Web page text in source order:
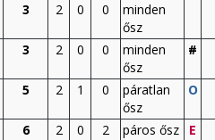
3 2 0 0
minden
ősz
3 2 0 0
minden
ősz
#
5 2 1 0
páratlan
ősz
O
6 2 0 2 páros ősz E